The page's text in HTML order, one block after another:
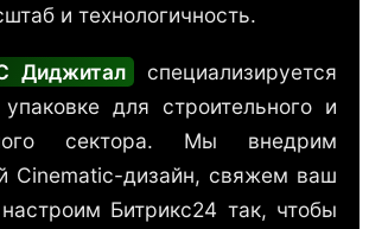
и технологичность.
Диджитал
специализируется
для строительного и
сектора. Мы внедрим
Cinematic-дизайн, свяжем ваш
Битрикс24 так, чтобы